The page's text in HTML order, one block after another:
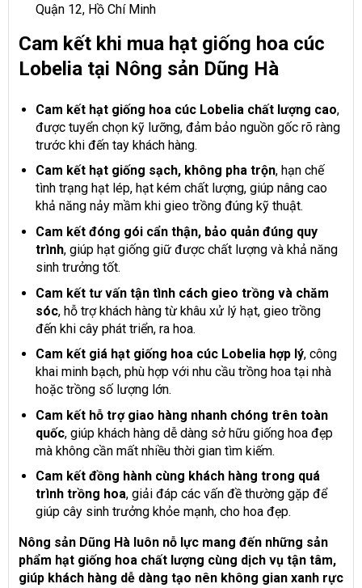
Quận 12, Hồ Chí Minh
Cam kết khi mua hạt giống hoa cúc
Lobelia tại Nông sản Dũng Hà
Cam kết hạt giống hoa cúc Lobelia chất lượng cao,
được tuyển chọn kỹ lưỡng, đảm bảo nguồn gốc rõ ràng
trước khi đến tay khách hàng.
Cam kết hạt giống sạch, không pha trộn, hạn chế
tình trạng hạt lép, hạt kém chất lượng, giúp nâng cao
khả năng nảy mầm khi gieo trồng đúng kỹ thuật.
Cam kết đóng gói cẩn thận, bảo quản đúng quy
trình, giúp hạt giống giữ được chất lượng và khả năng
sinh trưởng tốt.
Cam kết tư vấn tận tình cách gieo trồng và chăm
sóc, hỗ trợ khách hàng từ khâu xử lý hạt, gieo trồng
đến khi cây phát triển, ra hoa.
Cam kết giá hạt giống hoa cúc Lobelia hợp lý, công
khai minh bạch, phù hợp với nhu cầu trồng hoa tại nhà
hoặc trồng số lượng lớn.
Cam kết hỗ trợ giao hàng nhanh chóng trên toàn
quốc, giúp khách hàng dễ dàng sở hữu giống hoa đẹp
mà không cần mất nhiều thời gian tìm kiếm.
Cam kết đồng hành cùng khách hàng trong quá
trình trồng hoa, giải đáp các vấn đề thường gặp để
giúp cây sinh trưởng khỏe mạnh, cho hoa đẹp.
Nông sản Dũng Hà luôn nỗ lực mang đến những sản
phẩm hạt giống hoa chất lượng cùng dịch vụ tận tâm,
giúp khách hàng dễ dàng tạo nên không gian xanh rực